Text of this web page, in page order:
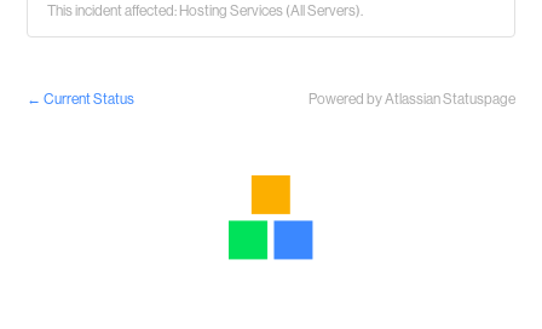
This incident affected: Hosting Services (All Servers).
← Current Status Powered by Atlassian Statuspage